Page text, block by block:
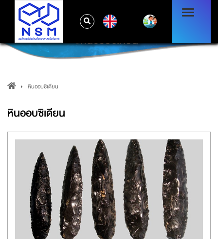
หินออบซิเดียน
หินออบซิเดียน
หินออบซิเดียน